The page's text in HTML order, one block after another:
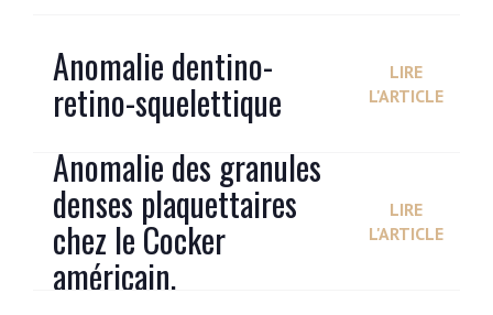
Anomalie dentino-
retino-squelettique
LIRE
L'ARTICLE
Anomalie des granules
denses plaquettaires
chez le Cocker
américain.
LIRE
L'ARTICLE